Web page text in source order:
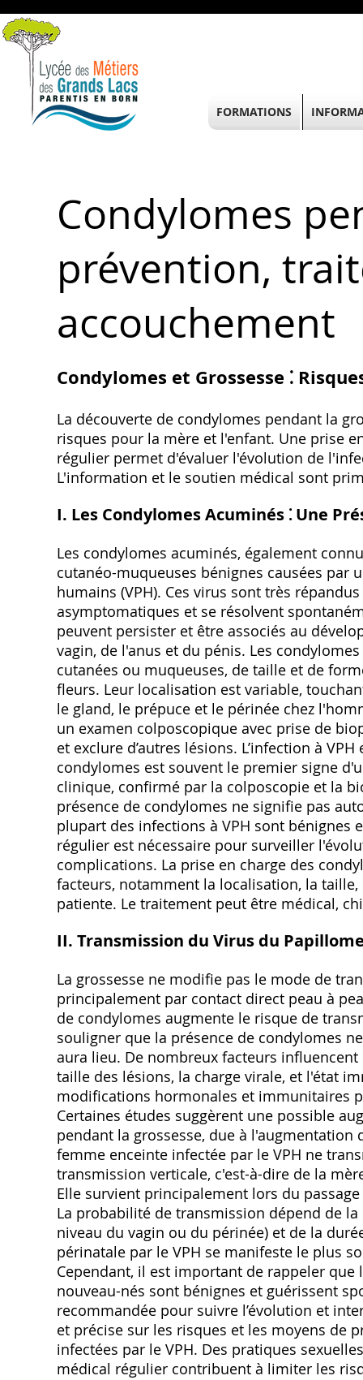
Condylomes
prévention,
accouchement
Condylomes et Grossesse ⁚
La découverte de condylomes pendant la
risques pour la mère et l'enfant. Une prise
régulier permet d'évaluer l'évolution de
L'information et le soutien médical sont
I. Les Condylomes Acuminés ⁚ Une
Les condylomes acuminés, également
cutanéo-muqueuses bénignes causées
humains (VPH). Ces virus sont très
asymptomatiques et se résolvent
peuvent persister et être associés au
vagin, de l'anus et du pénis. Les
cutanées ou muqueuses, de taille et de
fleurs. Leur localisation est variable,
le gland, le prépuce et le périnée chez
un examen colposcopique avec prise de
et exclure d’autres lésions. L’infection à
condylomes est souvent le premier signe
clinique, confirmé par la colposcopie et la
présence de condylomes ne signifie pas
plupart des infections à VPH sont bénignes
régulier est nécessaire pour surveiller
complications. La prise en charge des
facteurs, notamment la localisation, la
patiente. Le traitement peut être médical,
II. Transmission du Virus du
La grossesse ne modifie pas le mode de
principalement par contact direct peau à
de condylomes augmente le risque de
souligner que la présence de condylomes
aura lieu. De nombreux facteurs
taille des lésions, la charge virale, et l'état
modifications hormonales et immunitaires
Certaines études suggèrent une possible
pendant la grossesse, due à
femme enceinte infectée par le VPH ne
transmission verticale, c'est-à-dire de la
Elle survient principalement lors du
La probabilité de transmission dépend de
niveau du vagin ou du périnée) et de la
périnatale par le VPH se manifeste le plus
Cependant, il est important de rappeler
nouveau-nés sont bénignes et guérissent
recommandée pour suivre l’évolution et
et précise sur les risques et les moyens de
infectées par le VPH. Des pratiques
médical régulier contribuent à limiter les
FORMATIONS